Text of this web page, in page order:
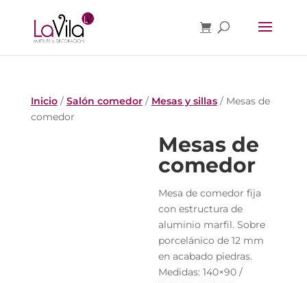
Inicio/ Salón comedor/ Mesas y sillas/ Mesas de
comedor
Mesas de
comedor
Mesa de comedor fija
con estructura de
aluminio marfil. Sobre
porcelánico de 12 mm
en acabado piedras.
Medidas: 140×90 /